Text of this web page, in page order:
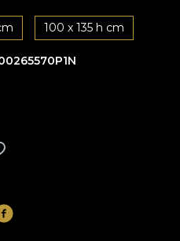
100 x 135 h cm